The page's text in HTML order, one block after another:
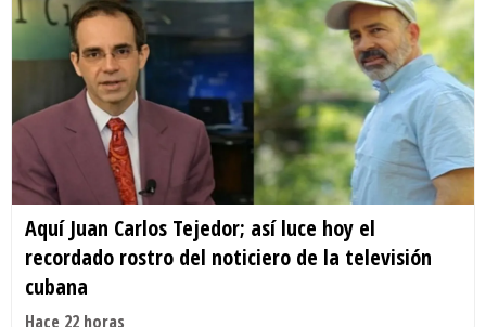
Aquí Juan Carlos Tejedor; así luce hoy el
recordado rostro del noticiero de la televisión
cubana
Hace 22 horas